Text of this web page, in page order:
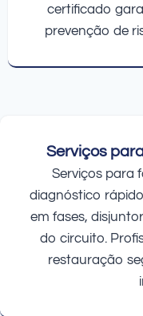
certificado
prevenção de
Serviços
Serviços para
diagnóstico
em fases,
do circuito.
restauração